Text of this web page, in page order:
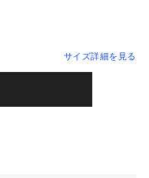
サイズ詳細を見る